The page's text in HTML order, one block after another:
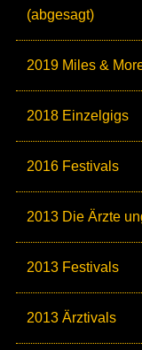
(abgesagt)
2019 Miles &
2018 Einzelgigs
2016 Festivals
2013 Die Ärzte
2013 Festivals
2013 Ärztivals